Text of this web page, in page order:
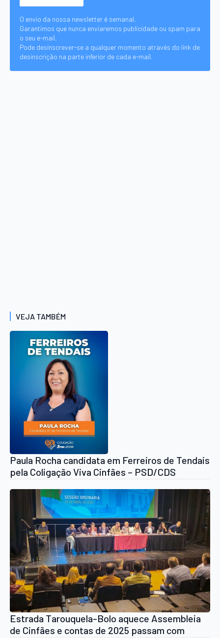
O envio da nossa newsletter é semanal.
Garantimos que nunca enviaremos publicidade ou spam para
o seu e-mail.
Pode desinscrever-se a qualquer momento através do link de
desinscrição na parte inferior de cada e-mail.
VEJA TAMBÉM
Paula Rocha candidata em Ferreiros de Tendais
pela Coligação Viva Cinfães – PSD/CDS
Estrada Tarouquela-Bolo aquece Assembleia
de Cinfães e contas de 2025 passam com